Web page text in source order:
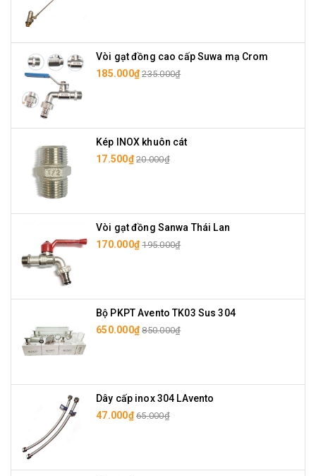
Vòi gạt đồng cao cấp Suwa mạ Crom
185.000₫ 235.000₫
Kép INOX khuôn cát
17.500₫ 20.000₫
Vòi gạt đồng Sanwa Thái Lan
170.000₫ 195.000₫
Bộ PKPT Avento TK03 Sus 304
650.000₫ 850.000₫
Dây cấp inox 304 LAvento
47.000₫ 65.000₫